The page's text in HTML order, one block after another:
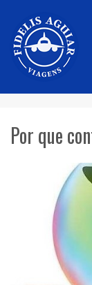
Por que